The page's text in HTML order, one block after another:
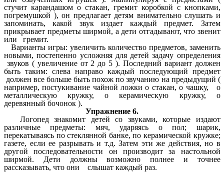
стучит карандашом о стакан, гремит коробкой с кнопками,
погремушкой ), он предлагает детям внимательно слушать и
запоминать, какой звук издает каждый предмет. Затем
прикрывает предметы ширмой, а дети отгадывают, что звенит
или гремит.
Варианты игры: увеличить количество предметов, заменить
новыми, постепенно усложняя для детей задачу определения
звуков ( увеличение от 2 до 5 ). Последний вариант должен
быть таким: слева направо каждый последующий предмет
должен все больше быть похож по звучанию на предыдущий (
например, постукивание чайной ложки о стакан, о чашку, о
металлическую кружку, о керамическую кружку, о
деревянный бочонок ).
Упражнение 6.
Логопед знакомит детей со звуками, которые издают
различные предметы: мяч, ударяясь о пол; шарик,
перекатываясь по стеклянной банке, по керамической кружке;
газете, если ее разрывать и т.д. Затем эти же действия, но в
другой последовательности он производит за настольной
ширмой. Дети должны возможно полнее и точнее
рассказывать, что они слышат каждый раз.